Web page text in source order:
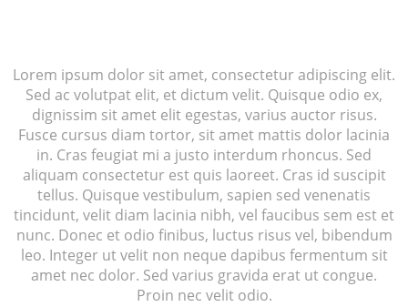
Lorem ipsum dolor sit amet, consectetur adipiscing elit.
Sed ac volutpat elit, et dictum velit. Quisque odio ex,
dignissim sit amet elit egestas, varius auctor risus.
Fusce cursus diam tortor, sit amet mattis dolor lacinia
in. Cras feugiat mi a justo interdum rhoncus. Sed
aliquam consectetur est quis laoreet. Cras id suscipit
tellus. Quisque vestibulum, sapien sed venenatis
tincidunt, velit diam lacinia nibh, vel faucibus sem est et
nunc. Donec et odio finibus, luctus risus vel, bibendum
leo. Integer ut velit non neque dapibus fermentum sit
amet nec dolor. Sed varius gravida erat ut congue.
Proin nec velit odio.